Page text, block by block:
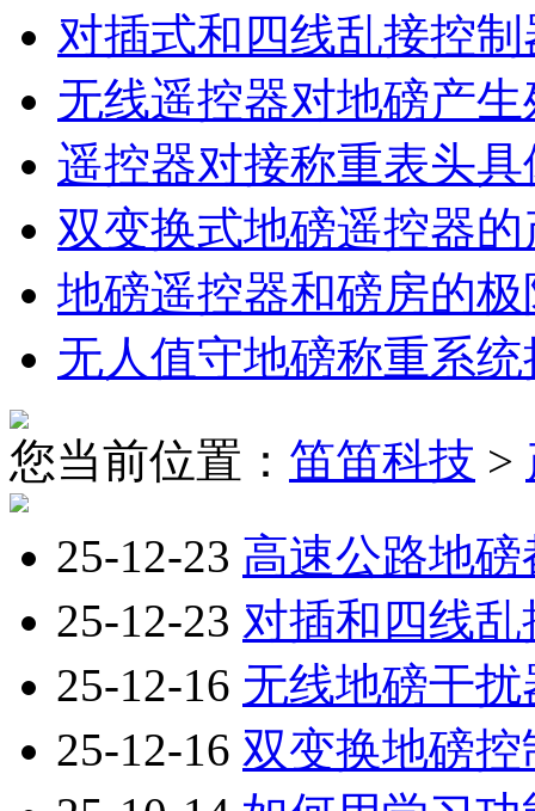
对插式和四线乱接控
无线遥控器对地磅产
遥控器对接称重表头
双变换式地磅遥控器
地磅遥控器和磅房的
无人值守地磅称重系
您当前位置： 笛笛科技 >
25-12-23 高速公路地
25-12-23 对插和四线
25-12-16 无线地磅干
25-12-16 双变换地磅